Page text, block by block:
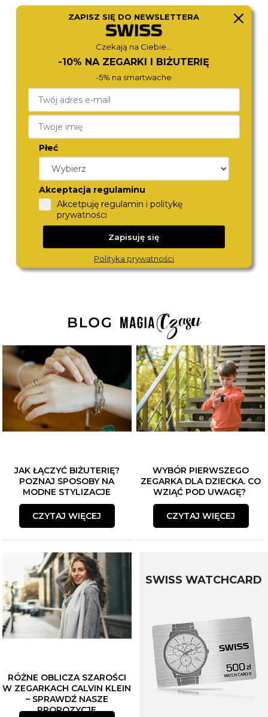
TORII
G34GS.WG
450,- 390,-
JAK ŁĄCZYĆ BIŻUTERIĘ?
POZNAJ SPOSOBY NA
MODNE STYLIZACJE
CZYTAJ WIĘCEJ
WYBÓR PIERWSZEGO
ZEGARKA DLA DZIECKA. CO
WZIĄĆ POD UWAGĘ?
CZYTAJ WIĘCEJ
RÓŻNE OBLICZA SZAROŚCI
W ZEGARKACH CALVIN KLEIN
– SPRAWDŹ NASZE
PROPOZYCJE
SWISS WATCHCARD
ZAPISZ SIĘ DO NEWSLETTERA
Czekają na Ciebie...
-10% NA ZEGARKI I BIŻUTERIĘ
-5% na smartwache
Płeć
Akceptacja regulaminu
Akcetpuję regulamin i politykę
prywatności
Zapisuję się
Polityka prywatności